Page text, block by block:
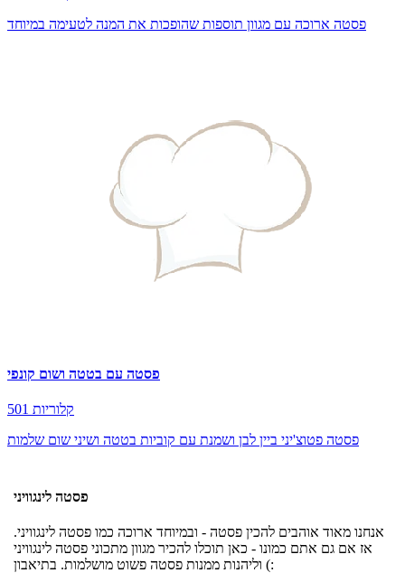
פסטה ארוכה עם מגוון תוספות שהופכות את המנה לטעימה במיוחד
פסטה עם בטטה ושום קונפי
501 קלוריות
פסטה פטוצ'יני ביין לבן ושמנת עם קוביות בטטה ושיני שום שלמות
פסטה לינגוויני
אנחנו מאוד אוהבים להכין פסטה - ובמיוחד ארוכה כמו פסטה לינגוויני.
אז אם גם אתם כמונו - כאן תוכלו להכיר מגוון מתכוני פסטה לינגוויני
וליהנות ממנות פסטה פשוט מושלמות. בתיאבון (: